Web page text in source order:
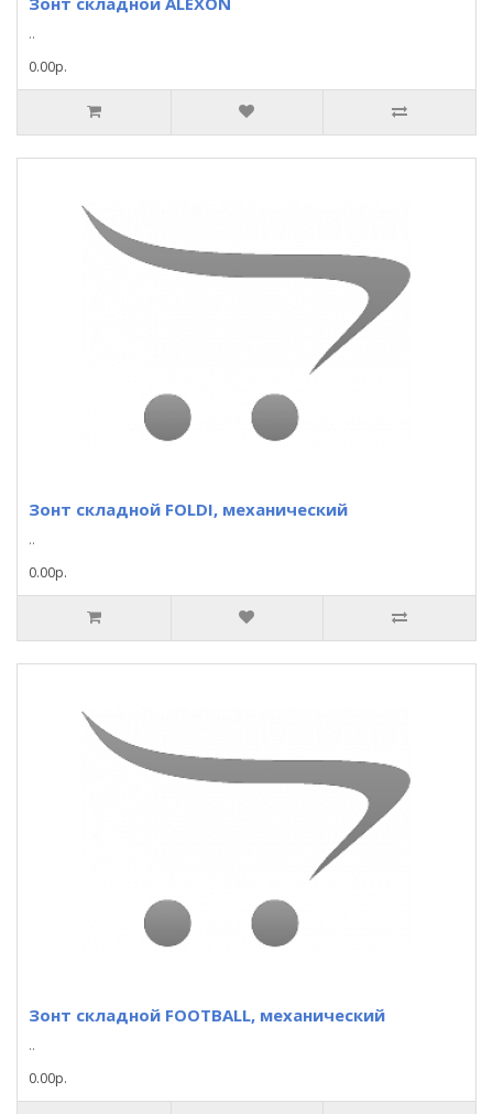
..
0.00р.
Зонт складной FOLDI, механический
..
0.00р.
Зонт складной FOOTBALL, механический
..
0.00р.